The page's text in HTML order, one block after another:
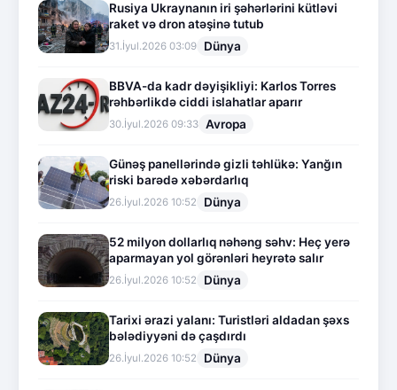
Rusiya Ukraynanın iri şəhərlərini kütləvi
raket və dron atəşinə tutub
31.İyul.2026 03:09 Dünya
BBVA-da kadr dəyişikliyi: Karlos Torres
rəhbərlikdə ciddi islahatlar aparır
30.İyul.2026 09:33 Avropa
Günəş panellərində gizli təhlükə: Yanğın
riski barədə xəbərdarlıq
26.İyul.2026 10:52 Dünya
52 milyon dollarlıq nəhəng səhv: Heç yerə
aparmayan yol görənləri heyrətə salır
26.İyul.2026 10:52 Dünya
Tarixi ərazi yalanı: Turistləri aldadan şəxs
bələdiyyəni də çaşdırdı
26.İyul.2026 10:52 Dünya